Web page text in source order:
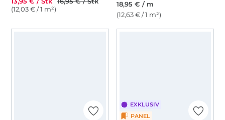
(12,03 € / 1 m²)
18,95 € / m
(12,63 € / 1 m²)
EXKLUSIV
PANEL